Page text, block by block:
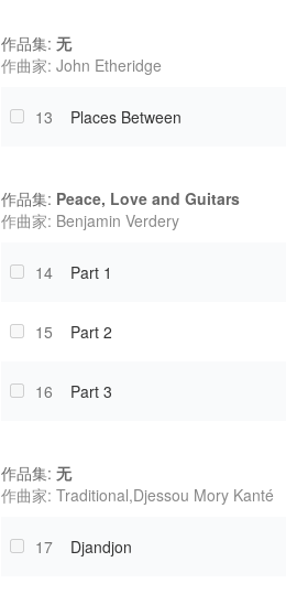
作品集: 无
作曲家: John Etheridge
13 Places Between
作品集: Peace, Love and Guitars
作曲家: Benjamin Verdery
14 Part 1
15 Part 2
16 Part 3
作品集: 无
作曲家: Traditional,Djessou Mory Kanté
17 Djandjon